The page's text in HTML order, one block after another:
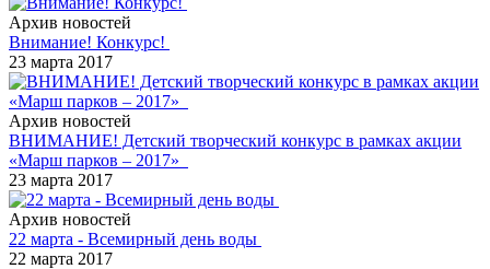
Архив новостей
Внимание! Конкурс!
23 марта 2017
Архив новостей
ВНИМАНИЕ! Детский творческий конкурс в рамках акции
«Марш парков – 2017»
23 марта 2017
Архив новостей
22 марта - Всемирный день воды
22 марта 2017